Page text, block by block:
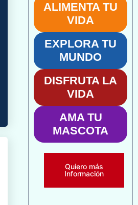
ALIMENTA TU
VIDA
EXPLORA TU
MUNDO
DISFRUTA LA
VIDA
AMA TU
MASCOTA
Quiero más
Información